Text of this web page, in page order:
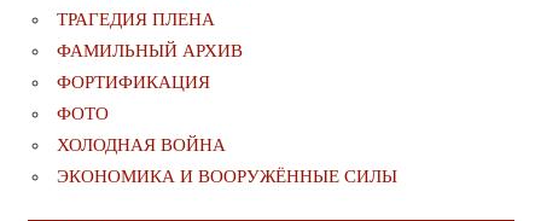
ТРАГЕДИЯ ПЛЕНА
ФАМИЛЬНЫЙ АРХИВ
ФОРТИФИКАЦИЯ
ФОТО
ХОЛОДНАЯ ВОЙНА
ЭКОНОМИКА И ВООРУЖЁННЫЕ СИЛЫ